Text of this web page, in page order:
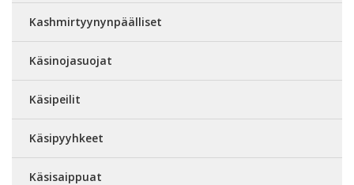
Kashmirtyynynpäälliset
Käsinojasuojat
Käsipeilit
Käsipyyhkeet
Käsisaippuat